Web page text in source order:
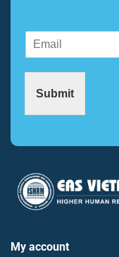
E
a
i
m
i
*
m
Submit
My account